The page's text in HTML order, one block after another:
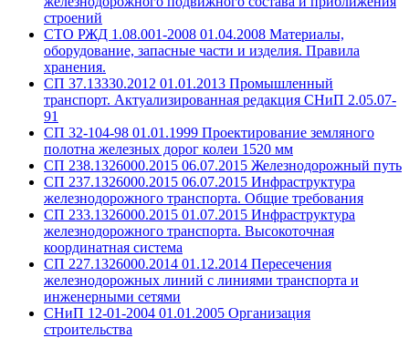
строений
СТО РЖД 1.08.001-2008 01.04.2008 Материалы,
оборудование, запасные части и изделия. Правила
хранения.
СП 37.13330.2012 01.01.2013 Промышленный
транспорт. Актуализированная редакция СНиП 2.05.07-
91
СП 32-104-98 01.01.1999 Проектирование земляного
полотна железных дорог колеи 1520 мм
СП 238.1326000.2015 06.07.2015 Железнодорожный путь
СП 237.1326000.2015 06.07.2015 Инфраструктура
железнодорожного транспорта. Общие требования
СП 233.1326000.2015 01.07.2015 Инфраструктура
железнодорожного транспорта. Высокоточная
координатная система
СП 227.1326000.2014 01.12.2014 Пересечения
железнодорожных линий с линиями транспорта и
инженерными сетями
СНиП 12-01-2004 01.01.2005 Организация
строительства